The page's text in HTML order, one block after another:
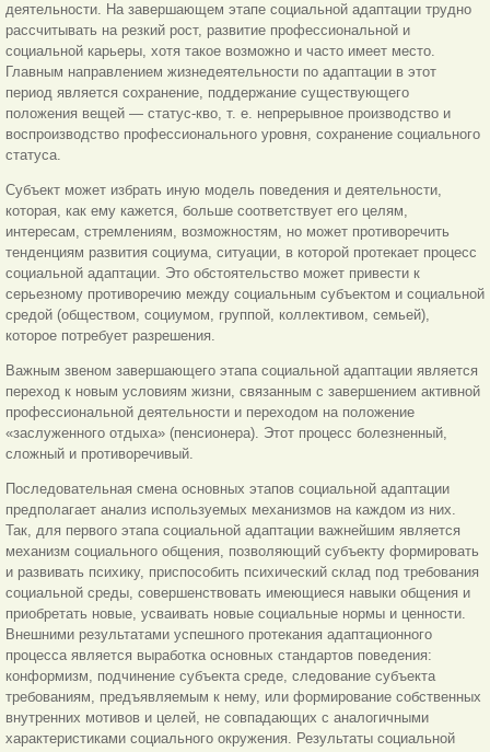
деятельности. На завершающем этапе социальной адаптации трудно
рассчитывать на резкий рост, развитие профессиональной и
социальной карьеры, хотя такое возможно и часто имеет место.
Главным направлением жизнедеятельности по адаптации в этот
период является сохранение, поддержание существующего
положения вещей — статус-кво, т. е. непрерывное производство и
воспроизводство профессионального уровня, сохранение социального
статуса.
Субъект может избрать иную модель поведения и деятельности,
которая, как ему кажется, больше соответствует его целям,
интересам, стремлениям, возможностям, но может противоречить
тенденциям развития социума, ситуации, в которой протекает процесс
социальной адаптации. Это обстоятельство может привести к
серьезному противоречию между социальным субъектом и социальной
средой (обществом, социумом, группой, коллективом, семьей),
которое потребует разрешения.
Важным звеном завершающего этапа социальной адаптации является
переход к новым условиям жизни, связанным с завершением активной
профессиональной деятельности и переходом на положение
«заслуженного отдыха» (пенсионера). Этот процесс болезненный,
сложный и противоречивый.
Последовательная смена основных этапов социальной адаптации
предполагает анализ используемых механизмов на каждом из них.
Так, для первого этапа социальной адаптации важнейшим является
механизм социального общения, позволяющий субъекту формировать
и развивать психику, приспособить психический склад под требования
социальной среды, совершенствовать имеющиеся навыки общения и
приобретать новые, усваивать новые социальные нормы и ценности.
Внешними результатами успешного протекания адаптационного
процесса является выработка основных стандартов поведения:
конформизм, подчинение субъекта среде, следование субъекта
требованиям, предъявляемым к нему, или формирование собственных
внутренних мотивов и целей, не совпадающих с аналогичными
характеристиками социального окружения. Результаты социальной